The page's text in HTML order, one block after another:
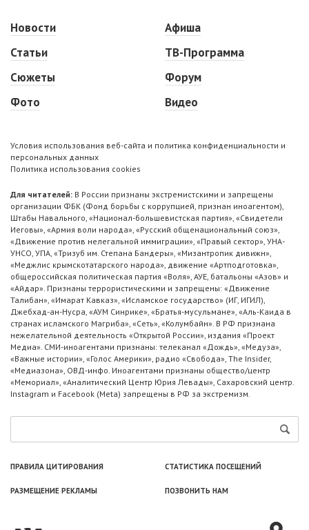
Новости
Статьи
Сюжеты
Фото
Афиша
ТВ-Программа
Форум
Видео
Условия использования веб-сайта и политика конфиденциальности и
персональных данных
Политика использования cookies
Для читателей: В России признаны экстремистскими и запрещены
организации ФБК (Фонд борьбы с коррупцией, признан иноагентом),
Штабы Навального, «Национал-большевистская партия», «Свидетели
Иеговы», «Армия воли народа», «Русский общенациональный союз»,
«Движение против нелегальной иммиграции», «Правый сектор», УНА-
УНСО, УПА, «Тризуб им. Степана Бандеры», «Мизантропик дивижн»,
«Меджлис крымскотатарского народа», движение «Артподготовка»,
общероссийская политическая партия «Воля», АУЕ, батальоны «Азов» и
«Айдар». Признаны террористическими и запрещены: «Движение
Талибан», «Имарат Кавказ», «Исламское государство» (ИГ, ИГИЛ),
Джебхад-ан-Нусра, «АУМ Синрике», «Братья-мусульмане», «Аль-Каида в
странах исламского Магриба», «Сеть», «Колумбайн». В РФ признана
нежелательной деятельность «Открытой России», издания «Проект
Медиа». СМИ-иноагентами признаны: телеканал «Дождь», «Медуза»,
«Важные истории», «Голос Америки», радио «Свобода», The Insider,
«Медиазона», ОВД-инфо. Иноагентами признаны общество/центр
«Мемориал», «Аналитический Центр Юрия Левады», Сахаровский центр.
Instagram и Facebook (Metа) запрещены в РФ за экстремизм.
ПРАВИЛА ЦИТИРОВАНИЯ СТАТИСТИКА ПОСЕЩЕНИЙ
РАЗМЕЩЕНИЕ РЕКЛАМЫ ПОЗВОНИТЬ НАМ